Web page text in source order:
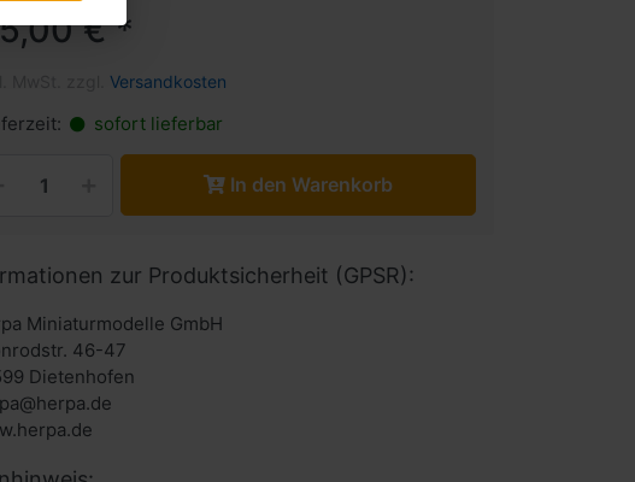
€ *
Versandkosten
sofort lieferbar
In den Warenkorb
zur Produktsicherheit (GPSR):
Miniaturmodelle GmbH
46-47
Dietenhofen